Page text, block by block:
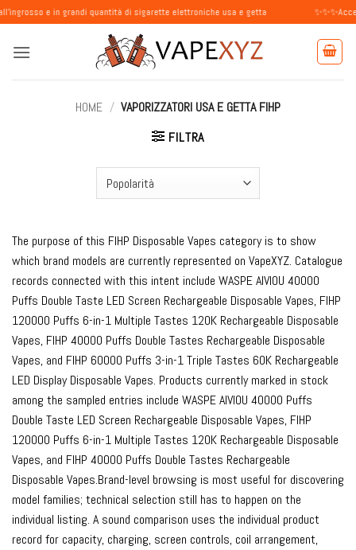
Salta
ai
contenuti
e in grandi quantità di sigarette elettroniche usa e getta ✨✨✨Accettiamo
HOME / VAPORIZZATORI USA E GETTA FIHP
FILTRA
The purpose of this FIHP Disposable Vapes category is to show
which brand models are currently represented on VapeXYZ. Catalogue
records connected with this intent include WASPE AIVIOU 40000
Puffs Double Taste LED Screen Rechargeable Disposable Vapes, FIHP
120000 Puffs 6-in-1 Multiple Tastes 120K Rechargeable Disposable
Vapes, FIHP 40000 Puffs Double Tastes Rechargeable Disposable
Vapes, and FIHP 60000 Puffs 3-in-1 Triple Tastes 60K Rechargeable
LED Display Disposable Vapes. Products currently marked in stock
among the sampled entries include WASPE AIVIOU 40000 Puffs
Double Taste LED Screen Rechargeable Disposable Vapes, FIHP
120000 Puffs 6-in-1 Multiple Tastes 120K Rechargeable Disposable
Vapes, and FIHP 40000 Puffs Double Tastes Rechargeable
Disposable Vapes.Brand-level browsing is most useful for discovering
model families; technical selection still has to happen on the
individual listing. A sound comparison uses the individual product
record for capacity, charging, screen controls, coil arrangement,